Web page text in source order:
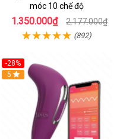
móc 10 chế độ
1.350.000₫ 2.177.000₫
(892)
-28%
Hot
5